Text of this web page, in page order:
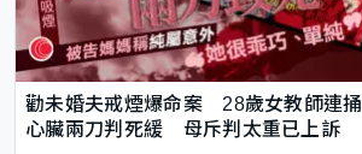
勸未婚夫戒煙爆命案 28歲女教師連捅
心臟兩刀判死緩 母斥判太重已上訴